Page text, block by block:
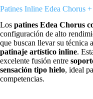
Patines Inline Edea Chorus
Los patines Edea Chorus
configuración de alto
que buscan llevar su técnica
patinaje artístico inline.
excelente fusión entre
sensación tipo hielo, ideal
competencias.